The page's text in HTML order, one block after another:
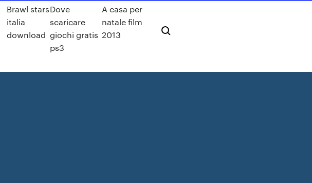
Brawl stars
italia
download
Dove
scaricare
giochi gratis
ps3
A casa per
natale film
2013